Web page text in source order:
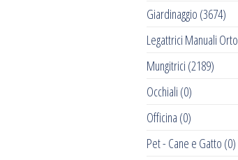
Giardinaggio (3674)
Legattrici Manuali Orto
Mungitrici (2189)
Occhiali (0)
Officina (0)
Pet - Cane e Gatto (0)